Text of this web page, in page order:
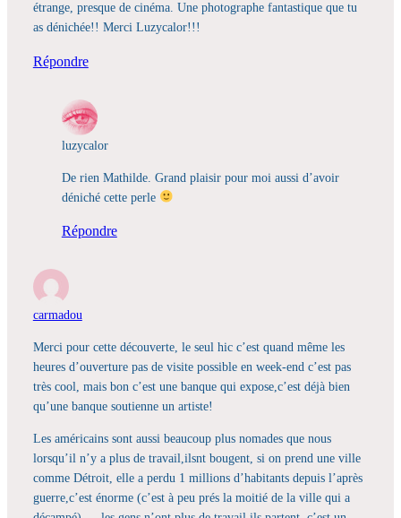
étrange, presque de cinéma. Une photographe fantastique que tu
as dénichée!! Merci Luzycalor!!!
Répondre
luzycalor
De rien Mathilde. Grand plaisir pour moi aussi d’avoir
déniché cette perle
Répondre
carmadou
Merci pour cette découverte, le seul hic c’est quand même les
heures d’ouverture pas de visite possible en week-end c’est pas
très cool, mais bon c’est une banque qui expose,c’est déjà bien
qu’une banque soutienne un artiste!
Les américains sont aussi beaucoup plus nomades que nous
lorsqu’il n’y a plus de travail,ilsnt bougent, si on prend une ville
comme Détroit, elle a perdu 1 millions d’habitants depuis l’après
guerre,c’est énorme (c’est à peu prés la moitié de la ville qui a